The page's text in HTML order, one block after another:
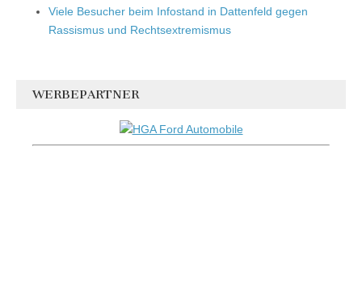
Viele Besucher beim Infostand in Dattenfeld gegen
Rassismus und Rechtsextremismus
WERBEPARTNER